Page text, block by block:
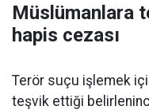
Müslümanlara
hapis cezası
Terör suçu işlemek
teşvik ettiği